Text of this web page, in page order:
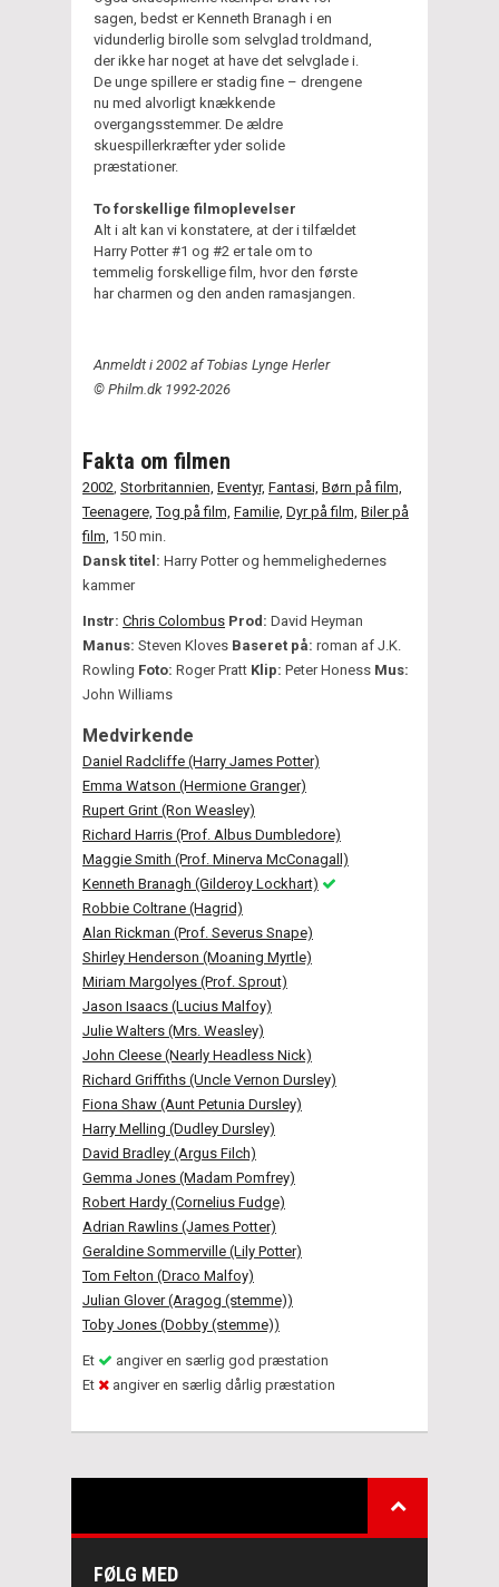
sagen, bedst er Kenneth Branagh i en
vidunderlig birolle som selvglad troldmand,
der ikke har noget at have det selvglade i.
De unge spillere er stadig fine – drengene
nu med alvorligt knækkende
overgangsstemmer. De ældre
skuespillerkræfter yder solide
præstationer.
To forskellige filmoplevelser
Alt i alt kan vi konstatere, at der i tilfældet
Harry Potter #1 og #2 er tale om to
temmelig forskellige film, hvor den første
har charmen og den anden ramasjangen.
Anmeldt i 2002 af Tobias Lynge Herler
© Philm.dk 1992-2026
Fakta om filmen
2002 Storbritannien, Eventyr, Fantasi, Børn på film,
Teenagere, Tog på film, Familie, Dyr på film, Biler på
film, 150 min.
Dansk titel: Harry Potter og hemmelighedernes
kammer
Instr: Chris Colombus Prod: David Heyman
Manus: Steven Kloves Baseret på: roman af J.K.
Rowling Foto: Roger Pratt Klip: Peter Honess Mus:
John Williams
Medvirkende
Daniel Radcliffe (Harry James Potter)
Emma Watson (Hermione Granger)
Rupert Grint (Ron Weasley)
Richard Harris (Prof. Albus Dumbledore)
Maggie Smith (Prof. Minerva McConagall)
Kenneth Branagh (Gilderoy Lockhart)
Robbie Coltrane (Hagrid)
Alan Rickman (Prof. Severus Snape)
Shirley Henderson (Moaning Myrtle)
Miriam Margolyes (Prof. Sprout)
Jason Isaacs (Lucius Malfoy)
Julie Walters (Mrs. Weasley)
John Cleese (Nearly Headless Nick)
Richard Griffiths (Uncle Vernon Dursley)
Fiona Shaw (Aunt Petunia Dursley)
Harry Melling (Dudley Dursley)
David Bradley (Argus Filch)
Gemma Jones (Madam Pomfrey)
Robert Hardy (Cornelius Fudge)
Adrian Rawlins (James Potter)
Geraldine Sommerville (Lily Potter)
Tom Felton (Draco Malfoy)
Julian Glover (Aragog (stemme))
Toby Jones (Dobby (stemme))
Et
angiver en særlig god præstation
Et
angiver en særlig dårlig præstation
FØLG MED